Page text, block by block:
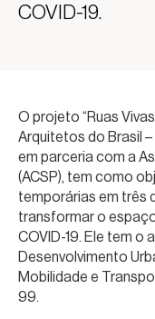
COVID-19.
O projeto “Ruas
Arquitetos do Brasil
em parceria com a
(ACSP), tem como
temporárias em três
transformar o
COVID-19. Ele tem o
Desenvolvimento
Mobilidade e
99.